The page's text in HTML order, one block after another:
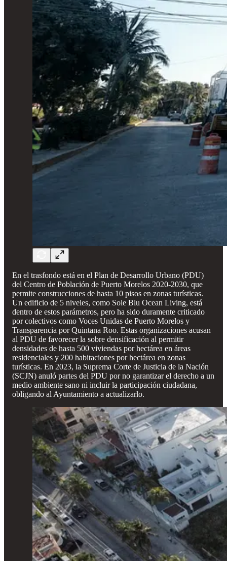
En el trasfondo está en el Plan de Desarrollo Urbano (PDU)
del Centro de Población de Puerto Morelos 2020-2030, que
permite construcciones de hasta 10 pisos en zonas turísticas.
Un edificio de 5 niveles, como Sole Blu Ocean Living, está
dentro de estos parámetros, pero ha sido duramente criticado
por colectivos como Voces Unidas de Puerto Morelos y
Transparencia por Quintana Roo. Estas organizaciones acusan
al PDU de favorecer la sobre densificación al permitir
densidades de hasta 500 viviendas por hectárea en áreas
residenciales y 200 habitaciones por hectárea en zonas
turísticas. En 2023, la Suprema Corte de Justicia de la Nación
(SCJN) anuló partes del PDU por no garantizar el derecho a un
medio ambiente sano ni incluir la participación ciudadana,
obligando al Ayuntamiento a actualizarlo.